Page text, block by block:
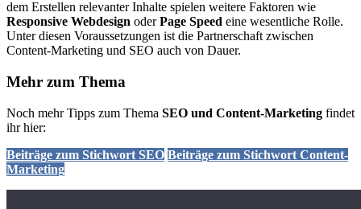
dem Erstellen relevanter Inhalte spielen weitere Faktoren wie
Responsive Webdesign oderPage Speed eine wesentliche Rolle.
Unter diesen Voraussetzungen ist die Partnerschaft zwischen
Content-Marketing und SEO auch von Dauer.
Mehr zum Thema
Noch mehr Tipps zum Thema SEO und Content-Marketing findet
ihr hier:
Beiträge zum Stichwort SEO Beiträge zum Stichwort Content-
Marketing